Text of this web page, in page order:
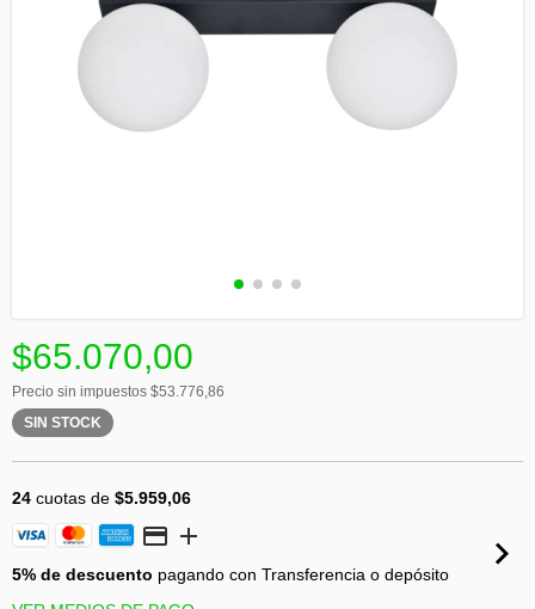
$65.070,00
Precio sin impuestos $53.776,86
SIN STOCK
24 cuotas de $5.959,06
5% de descuento pagando con Transferencia o depósito